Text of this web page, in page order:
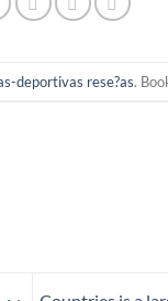
deportivas rese?as.